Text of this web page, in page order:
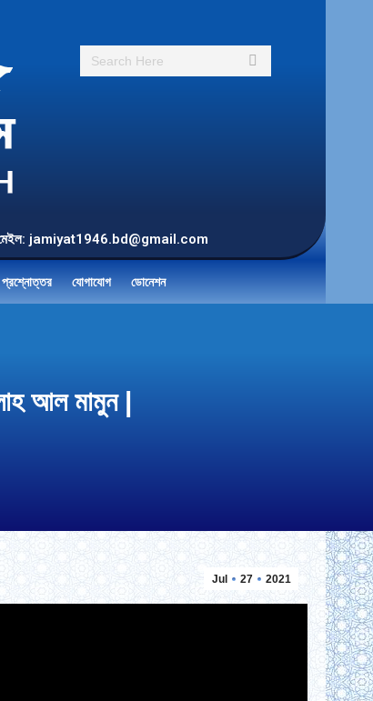
Search:
ই-মেইল: jamiyat1946.bd@gmail.com
প্রশ্নোত্তর যোগাযোগ ডোনেশন
আল মামুন |
Jul 27 2021